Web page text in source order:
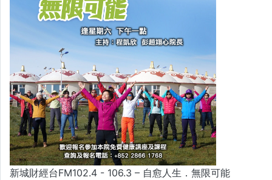
新城財經台FM102.4 - 106.3 – 自愈人生．無限可能